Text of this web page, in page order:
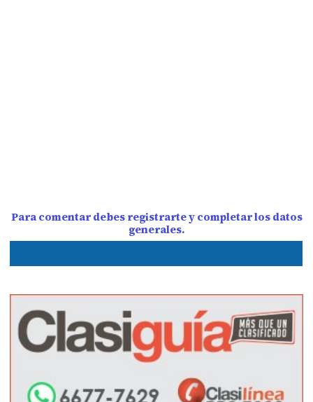
Para comentar debes registrarte y completar los datos
generales.